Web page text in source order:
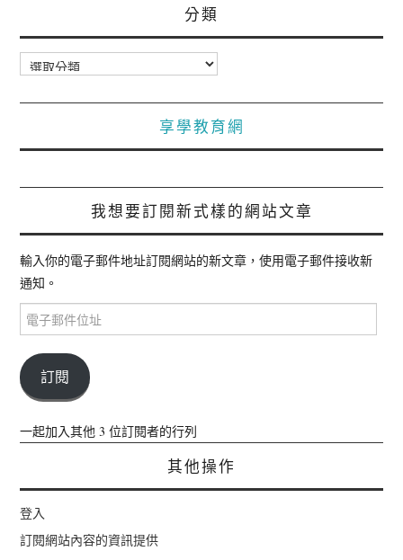
分類
分
類
享學教育網
我想要訂閱新式樣的網站文章
輸入你的電子郵件地址訂閱網站的新文章，使用電子郵件接收新
通知。
電
子
件
位
址
訂閱
一起加入其他 3 位訂閱者的行列
其他操作
登入
訂閱網站內容的資訊提供